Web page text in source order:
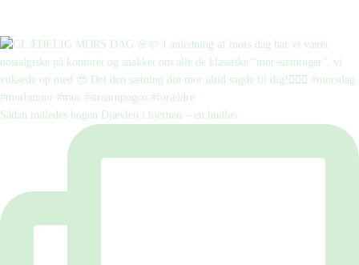
Sådan indledes bogen Djævlen i hjernen – en hudløs